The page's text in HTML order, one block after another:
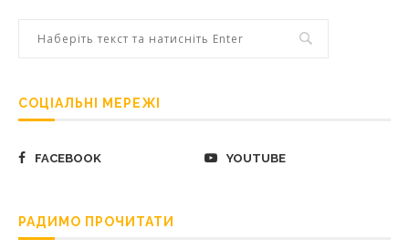
СОЦІАЛЬНІ МЕРЕЖІ
FACEBOOK YOUTUBE
РАДИМО ПРОЧИТАТИ